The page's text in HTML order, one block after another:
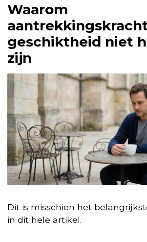
Waarom
geschiktheid niet
zijn
Dit is misschien het
in dit hele artikel.